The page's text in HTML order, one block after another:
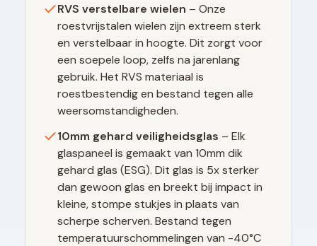
RVS verstelbare wielen – Onze
roestvrijstalen wielen zijn extreem sterk
en verstelbaar in hoogte. Dit zorgt voor
een soepele loop, zelfs na jarenlang
gebruik. Het RVS materiaal is
roestbestendig en bestand tegen alle
weersomstandigheden.
10mm gehard veiligheidsglas – Elk
glaspaneel is gemaakt van 10mm dik
gehard glas (ESG). Dit glas is 5x sterker
dan gewoon glas en breekt bij impact in
kleine, stompe stukjes in plaats van
scherpe scherven. Bestand tegen
temperatuurschommelingen van -40°C